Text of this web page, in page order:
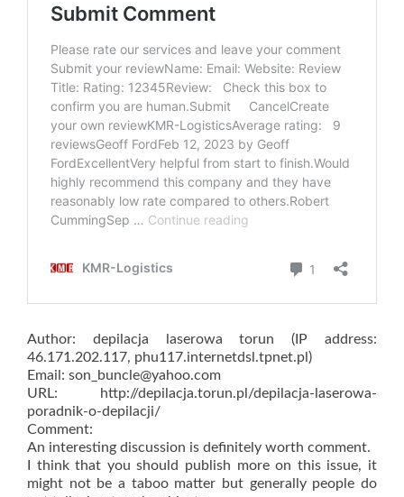
Author: depilacja laserowa torun (IP address:
46.171.202.117, phu117.internetdsl.tpnet.pl)
Email: son_buncle@yahoo.com
URL: http://depilacja.torun.pl/depilacja-laserowa-
poradnik-o-depilacji/
Comment:
An interesting discussion is definitely worth comment.
I think that you should publish more on this issue, it
might not be a taboo matter but generally people do